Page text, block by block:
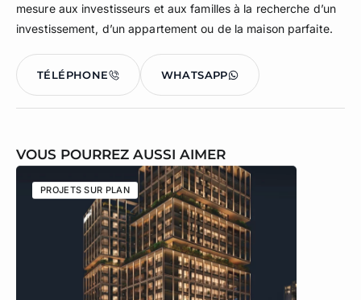
mesure aux investisseurs et aux familles à la recherche d’un
investissement, d’un appartement ou de la maison parfaite.
TÉLÉPHONE WHATSAPP
VOUS POURREZ AUSSI AIMER
PROJETS SUR PLAN